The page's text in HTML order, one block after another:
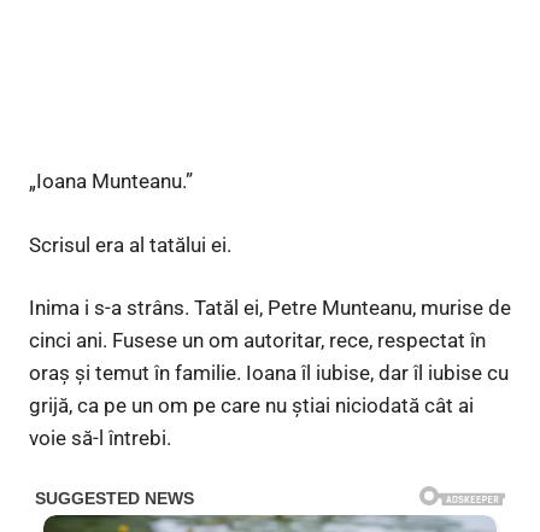
„Ioana Munteanu.”
Scrisul era al tatălui ei.
Inima i s-a strâns. Tatăl ei, Petre Munteanu, murise de
cinci ani. Fusese un om autoritar, rece, respectat în
oraș și temut în familie. Ioana îl iubise, dar îl iubise cu
grijă, ca pe un om pe care nu știai niciodată cât ai
voie să-l întrebi.